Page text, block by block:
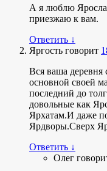
А я люблю
приезжаю к вам.
Ответить ↓
Яргость говорит
Вся ваша
основной своей
последний до
довольные как
Ярхатам.И даже
Ярдворы.Сверх
Ответить ↓
Олег